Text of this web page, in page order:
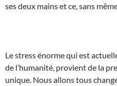
ses deux mains et ce, sans
Le stress énorme qui est
de l’humanité, provient de la
unique. Nous allons tous